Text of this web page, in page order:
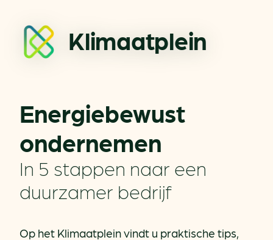
Klimaatplein
Energiebewust
ondernemen
In 5 stappen naar een
duurzamer bedrijf
Op het Klimaatplein vindt u praktische tips,